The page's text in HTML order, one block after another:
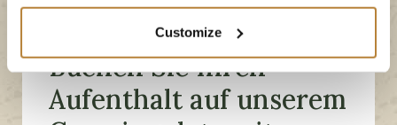
Customize
Buchen Sie Ihren
Aufenthalt auf unserem